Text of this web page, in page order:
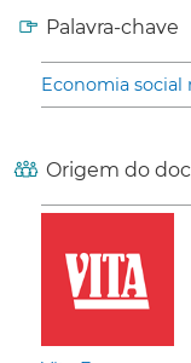
Palavra-chave
Economia social
Origem do